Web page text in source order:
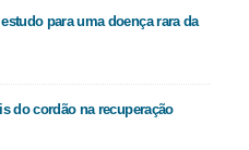
para uma doença rara da
do cordão na recuperação